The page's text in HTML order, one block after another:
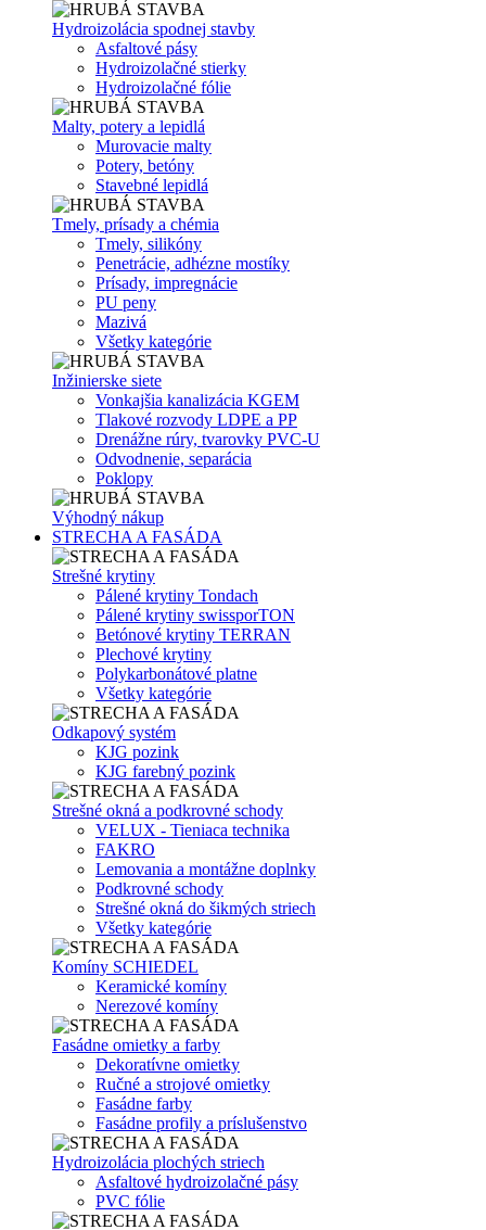
Hydroizolácia spodnej stavby
Asfaltové pásy
Hydroizolačné stierky
Hydroizolačné fólie
Malty, potery a lepidlá
Murovacie malty
Potery, betóny
Stavebné lepidlá
Tmely, prísady a chémia
Tmely, silikóny
Penetrácie, adhézne mostíky
Prísady, impregnácie
PU peny
Mazivá
Všetky kategórie
Inžinierske siete
Vonkajšia kanalizácia KGEM
Tlakové rozvody LDPE a PP
Drenážne rúry, tvarovky PVC-U
Odvodnenie, separácia
Poklopy
Výhodný nákup
STRECHA A FASÁDA
Strešné krytiny
Pálené krytiny Tondach
Pálené krytiny swissporTON
Betónové krytiny TERRAN
Plechové krytiny
Polykarbonátové platne
Všetky kategórie
Odkapový systém
KJG pozink
KJG farebný pozink
Strešné okná a podkrovné schody
VELUX - Tieniaca technika
FAKRO
Lemovania a montážne doplnky
Podkrovné schody
Strešné okná do šikmých striech
Všetky kategórie
Komíny SCHIEDEL
Keramické komíny
Nerezové komíny
Fasádne omietky a farby
Dekoratívne omietky
Ručné a strojové omietky
Fasádne farby
Fasádne profily a príslušenstvo
Hydroizolácia plochých striech
Asfaltové hydroizolačné pásy
PVC fólie